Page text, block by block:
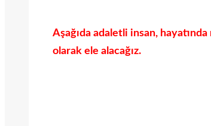
Aşağıda adaletli insan,
olarak ele alacağız.